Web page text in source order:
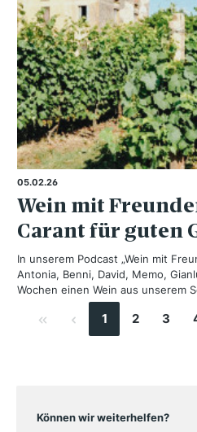
1 2 3
05.02.26
Wein mit
Carant für guten
In unserem Podcast „Wein mit
Antonia, Benni, David, Memo,
Wochen einen Wein aus unserem
Können wir weiterhelfen?